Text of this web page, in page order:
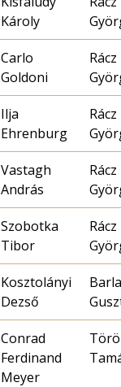
Károly
Carlo
Goldoni
Rácz
Ilja
Ehrenburg
Rácz
Vastagh
András
Rácz
Szobotka
Tibor
Rácz
Kosztolányi
Dezső
Conrad
Ferdinand
Meyer